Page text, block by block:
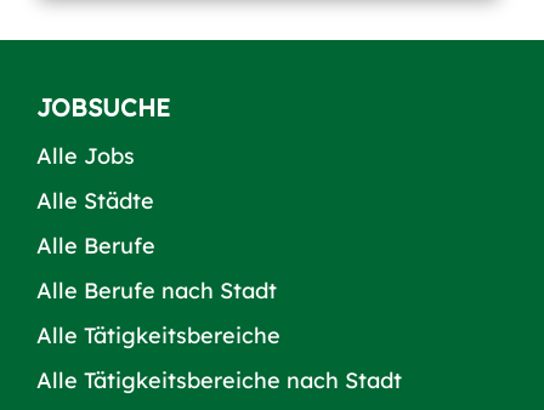
JOBSUCHE
Alle Jobs
Alle Städte
Alle Berufe
Alle Berufe nach Stadt
Alle Tätigkeitsbereiche
Alle Tätigkeitsbereiche nach Stadt